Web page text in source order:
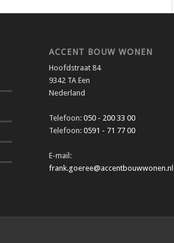
ACCENT BOUW WONEN
Hoofdstraat 84
9342 TA Een
Nederland
Telefoon: 050 - 200 33 00
Telefoon: 0591 - 71 77 00
E-mail:
frank.goeree@accentbouwwonen.nl